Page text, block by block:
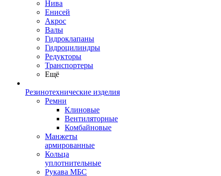
Нива
Енисей
Акрос
Валы
Гидроклапаны
Гидроцилиндры
Редукторы
Транспортеры
Ещё
Резинотехнические изделия
Ремни
Клиновые
Вентиляторные
Комбайновые
Манжеты
армированные
Кольца
уплотнительные
Рукава МБС